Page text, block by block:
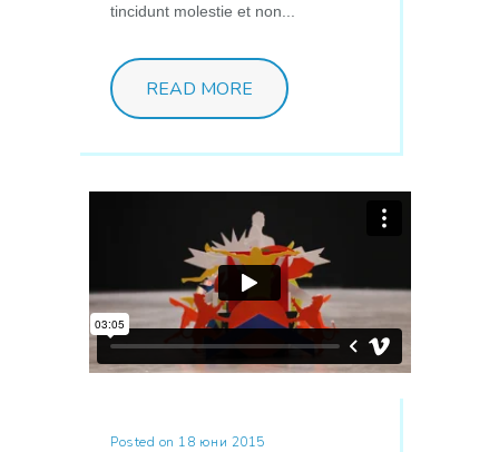
tincidunt molestie et non...
READ MORE
Posted on 18 юни 2015